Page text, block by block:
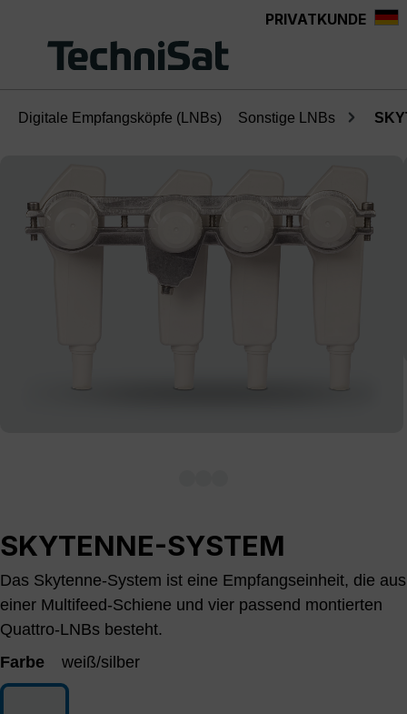
PRIVATKUNDE
Digitale Empfangsköpfe (LNBs) Sonstige LNBs
SKYTENNE-SYSTEM
Das Skytenne-System ist eine Empfangseinheit, die aus
einer Multifeed-Schiene und vier passend montierten
Quattro-LNBs besteht.
Farbe
weiß/silber